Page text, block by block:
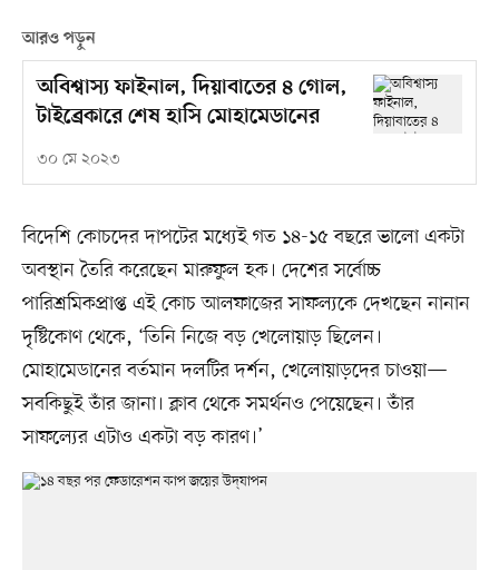
আরও পড়ুন
অবিশ্বাস্য ফাইনাল, দিয়াবাতের ৪ গোল,
টাইব্রেকারে শেষ হাসি মোহামেডানের
৩০ মে ২০২৩
বিদেশি কোচদের দাপটের মধ্যেই গত ১৪-১৫ বছরে ভালো একটা
অবস্থান তৈরি করেছেন মারুফুল হক। দেশের সর্বোচ্চ
পারিশ্রমিকপ্রাপ্ত এই কোচ আলফাজের সাফল্যকে দেখছেন নানান
দৃষ্টিকোণ থেকে, ‘তিনি নিজে বড় খেলোয়াড় ছিলেন।
মোহামেডানের বর্তমান দলটির দর্শন, খেলোয়াড়দের চাওয়া—
সবকিছুই তাঁর জানা। ক্লাব থেকে সমর্থনও পেয়েছেন। তাঁর
সাফল্যের এটাও একটা বড় কারণ।’